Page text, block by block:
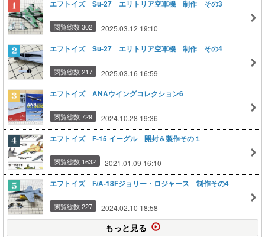
エフトイズ Su-27 エリトリア空軍機 制作 その3
閲覧総数 302 2025.03.12 19:10
エフトイズ Su-27 エリトリア空軍機 制作 その4
閲覧総数 217 2025.03.16 16:59
エフトイズ ANAウイングコレクション6
閲覧総数 729 2024.10.28 19:36
エフトイズ F-15 イーグル 開封＆製作その１
閲覧総数 1632 2021.01.09 16:10
エフトイズ F/A-18Fジョリー・ロジャース 制作その4
閲覧総数 227 2024.02.10 18:58
もっと見る